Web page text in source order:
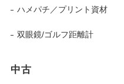
ハメパチ／プリント資材
双眼鏡/ゴルフ距離計
中古